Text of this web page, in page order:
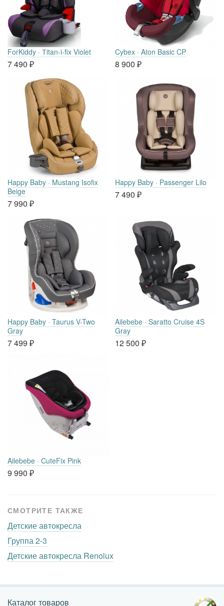
ForKiddy · Тitan-i-fix Violet
7 490 ₽
Cybex · Aton Basic CP
8 900 ₽
Happy Baby · Mustang Isofix
Beige
7 990 ₽
Happy Baby · Passenger Lilo
7 490 ₽
Happy Baby · Taurus V-Two
Gray
7 499 ₽
Ailebebe · Saratto Cruise 4S
Gray
12 500 ₽
Ailebebe · CuteFix Pink
9 990 ₽
СМОТРИТЕ ТАКЖЕ
Детские автокресла
Группа 2-3
Детские автокресла Renolux
Каталог товаров